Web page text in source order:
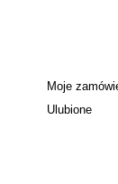
Moje
Ulubione